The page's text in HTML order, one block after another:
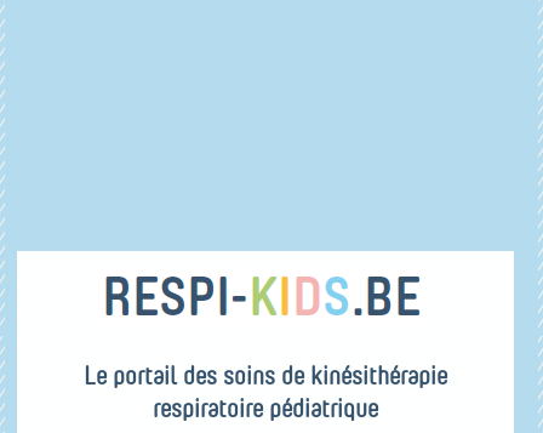
Le portail des soins de kinésithérapie
respiratoire pédiatrique